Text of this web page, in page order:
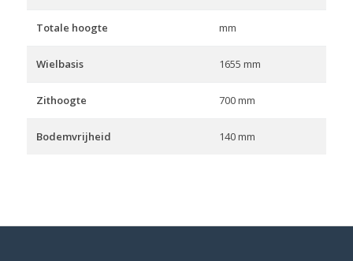
Totale hoogte mm
Wielbasis 1655 mm
Zithoogte 700 mm
Bodemvrijheid 140 mm